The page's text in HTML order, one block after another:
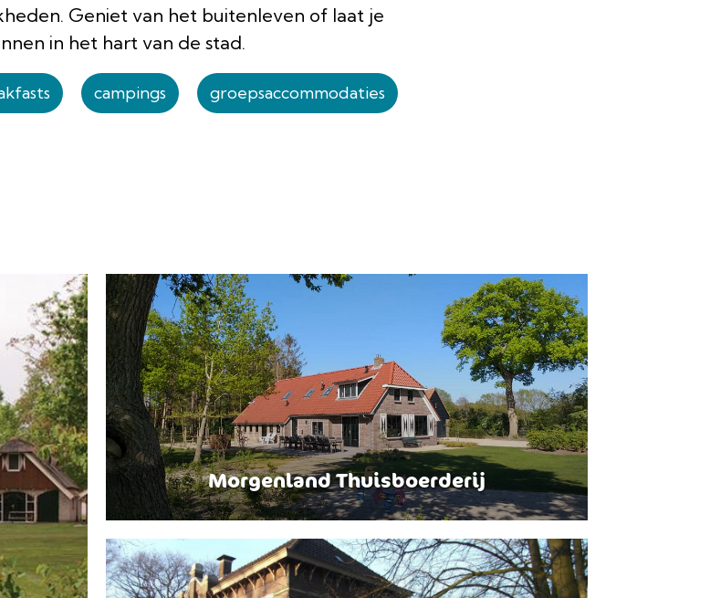
Geniet van het buitenleven of laat je
in het hart van de stad.
campings groepsaccommodaties
Morgenland Thuisboerderij